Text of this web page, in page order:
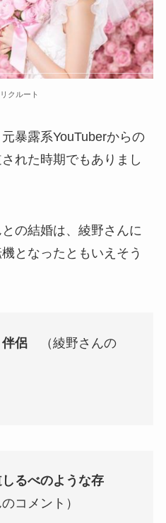
クルート
暴露系YouTuberからの
れた時期でもありまし
の結婚は、綾野さんに
となったともいえそう
侶（綾野さんの
るべのような存
コメント）